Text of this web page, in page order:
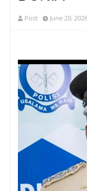
Post June 20,